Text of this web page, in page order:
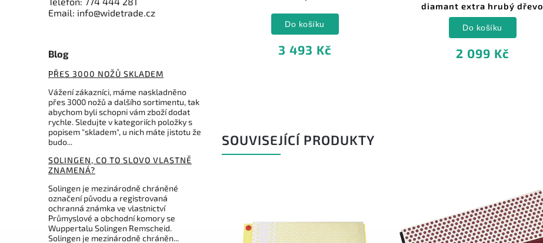
Email: info@widetrade.cz
Blog
PŘES 3000 NOŽŮ SKLADEM
Vážení zákazníci, máme naskladněno
přes 3000 nožů a dalšího sortimentu, tak
abychom byli schopni vám zboží dodat
rychle. Sledujte v kategoriích položky s
popisem "skladem", u nich máte jistotu že
budo...
SOLINGEN, CO TO SLOVO VLASTNĚ
ZNAMENÁ?
Solingen je mezinárodně chráněné
označení původu a registrovaná
ochranná známka ve vlastnictví
Průmyslové a obchodní komory se
Wuppertalu Solingen Remscheid.
Solingen je mezinárodně chráněn...
3 493 Kč
Do košíku
diamant extra hrubý dřevo
2 099 Kč
Do košíku
SOUVISEJÍCÍ PRODUKTY